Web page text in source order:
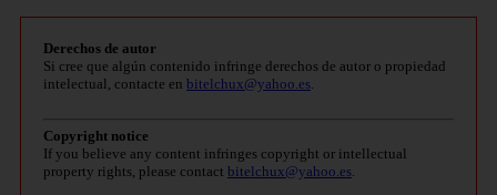
Derechos de autor
Si cree que algún contenido infringe derechos de autor o propiedad
intelectual, contacte en bitelchux@yahoo.es.
Copyright notice
If you believe any content infringes copyright or intellectual
property rights, please contact bitelchux@yahoo.es.